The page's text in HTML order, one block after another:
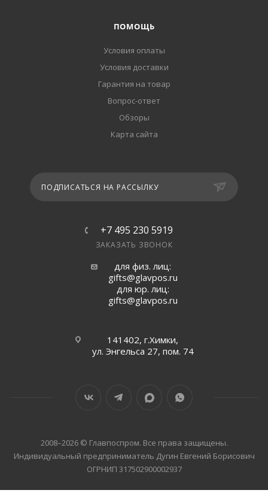
ПОМОЩЬ
Условия оплаты
Условия доставки
Гарантия на товар
Вопрос-ответ
Обзоры
Карта сайта
ПОДПИСАТЬСЯ НА РАССЫЛКУ
+7 495 230 5919
ЗАКАЗАТЬ ЗВОНОК
для физ. лиц:
gifts@glavpos.ru
для юр. лиц:
gifts@glavpos.ru
141402, г.Химки,
ул. Энгельса 27, пом. 74
2008–2026 © Главпоспром. Все права защищены.
Индивидуальный предприниматель Дугин Евгений Борисович
ОГРНИП 317502900002937